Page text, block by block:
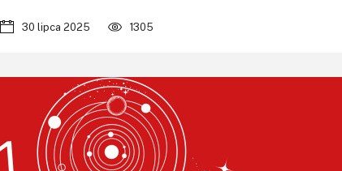
30 lipca 2025 1305